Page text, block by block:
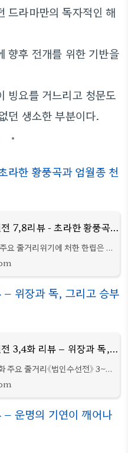
드라마만의 독자적인 해
향후 전개를 위한 기반을
빙요를 거느리고 청문도
던 생소한 부분이다.
라한 황풍곡과 엄월종 천
중드 범인수선전 7,8리뷰 - 초라한 황풍곡과 엄월종 천월신주?
요 줄거리위기에 처한 한립은 남
숨을 건졌다. 그는 하루빨리 황
위장과 독, 그리고 승부
중드 범인수선전 3,4화 리뷰 – 위장과 독, 그리고 승부의 그림자
주요 줄거리《범인수선전》 3~4
감이 맥박처럼 이어진다. 묵대
– 운명의 기연이 깨어나